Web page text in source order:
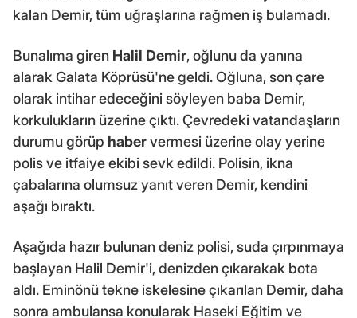
kalan Demir, tüm uğraşlarına rağmen iş bulamadı.
Bunalıma giren Halil Demir, oğlunu da yanına
alarak Galata Köprüsü'ne geldi. Oğluna, son çare
olarak intihar edeceğini söyleyen baba Demir,
korkulukların üzerine çıktı. Çevredeki vatandaşların
durumu görüp habervermesi üzerine olay yerine
polis ve itfaiye ekibi sevk edildi. Polisin, ikna
çabalarına olumsuz yanıt veren Demir, kendini
aşağı bıraktı.
Aşağıda hazır bulunan deniz polisi, suda çırpınmaya
başlayan Halil Demir'i, denizden çıkarakak bota
aldı. Eminönü tekne iskelesine çıkarılan Demir, daha
sonra ambulansa konularak Haseki Eğitim ve